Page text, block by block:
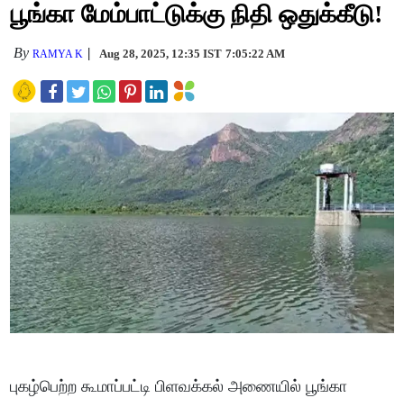
பூங்கா மேம்பாட்டுக்கு நிதி ஒதுக்கீடு!
ByRAMYA K Aug 28, 2025, 12:35 IST 7:05:22 AM
புகழ்பெற்ற கூமாப்பட்டி பிளவக்கல் அணையில் பூங்கா